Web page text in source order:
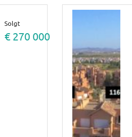
Solgt
€ 270 000